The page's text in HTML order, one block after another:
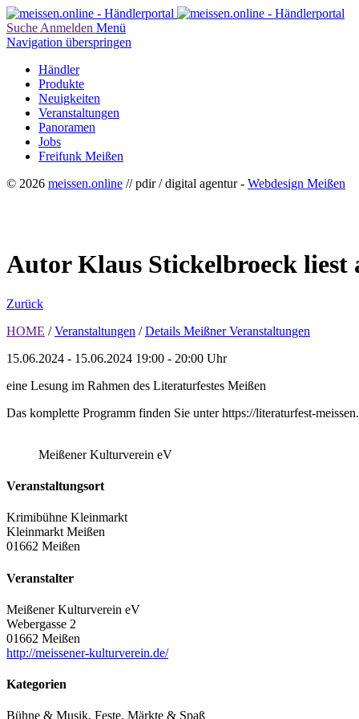
Suche Anmelden Menü
Navigation überspringen
Händler
Produkte
Neuigkeiten
Veranstaltungen
Panoramen
Jobs
Freifunk Meißen
© 2026 meissen.online // pdir / digital agentur - Webdesign Meißen
Autor Klaus Stickelbroeck
Zurück
HOME / Veranstaltungen / Details Meißner Veranstaltungen
15.06.2024 - 15.06.2024 19:00 - 20:00 Uhr
eine Lesung im Rahmen des Literaturfestes Meißen
Das komplette Programm finden Sie unter https://literaturfest-
Meißener Kulturverein eV
Veranstaltungsort
Krimibühne Kleinmarkt
Kleinmarkt Meißen
01662 Meißen
Veranstalter
Meißener Kulturverein eV
Webergasse 2
01662 Meißen
http://meissener-kulturverein.de/
Kategorien
Bühne & Musik, Feste, Märkte & Spaß